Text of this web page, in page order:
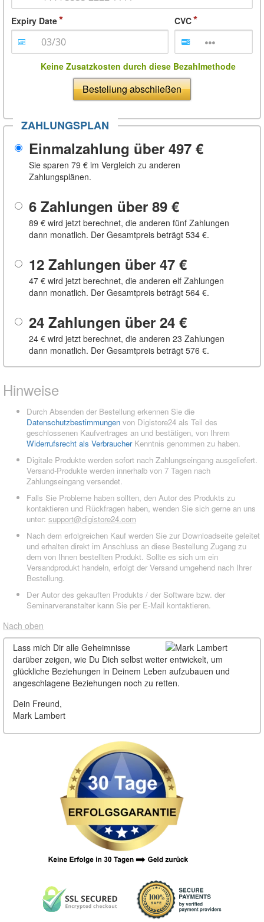
Expiry Date CVC
Keine Zusatzkosten durch diese Bezahlmethode
Bestellung abschließen
ZAHLUNGSPLAN
Einmalzahlung über 497 €
Sie sparen 79 € im Vergleich zu anderen
Zahlungsplänen.
6 Zahlungen über 89 €
89 € wird jetzt berechnet, die anderen fünf Zahlungen
dann monatlich. Der Gesamtpreis beträgt 534 €.
12 Zahlungen über 47 €
47 € wird jetzt berechnet, die anderen elf Zahlungen
dann monatlich. Der Gesamtpreis beträgt 564 €.
24 Zahlungen über 24 €
24 € wird jetzt berechnet, die anderen 23 Zahlungen
dann monatlich. Der Gesamtpreis beträgt 576 €.
Hinweise
Durch Absenden der Bestellung erkennen Sie die
Datenschutzbestimmungen von Digistore24 als Teil des
geschlossenen Kaufvertrages an und bestätigen, von Ihrem
Widerrufsrecht als VerbraucherKenntnis genommen zu haben.
Digitale Produkte werden sofort nach Zahlungseingang ausgeliefert.
Versand-Produkte werden innerhalb von 7 Tagen nach
Zahlungseingang versendet.
Falls Sie Probleme haben sollten, den Autor des Produkts zu
kontaktieren und Rückfragen haben, wenden Sie sich gerne an uns
unter: support@digistore24.com
Nach dem erfolgreichen Kauf werden Sie zur Downloadseite geleitet
und erhalten direkt im Anschluss an diese Bestellung Zugang zu
dem von Ihnen bestellten Produkt. Sollte es sich um ein
Versandprodukt handeln, erfolgt der Versand umgehend nach Ihrer
Bestellung.
Der Autor des gekauften Produkts / der Software bzw. der
Seminarveranstalter kann Sie per E-Mail kontaktieren.
Nach oben
Lass mich Dir alle Geheimnisse
darüber zeigen, wie Du Dich selbst weiter entwickelt, um
glückliche Beziehungen in Deinem Leben aufzubauen und
angeschlagene Beziehungen noch zu retten.
Dein Freund,
Mark Lambert